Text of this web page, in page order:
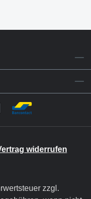
widerrufen
zzgl.